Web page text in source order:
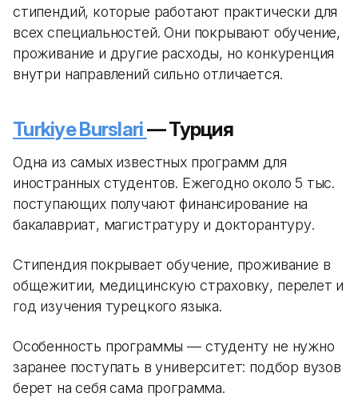
стипендий, которые работают практически для
всех специальностей. Они покрывают обучение,
проживание и другие расходы, но конкуренция
внутри направлений сильно отличается.
Turkiye Burslari— Турция
Одна из самых известных программ для
иностранных студентов. Ежегодно около 5 тыс.
поступающих получают финансирование на
бакалавриат, магистратуру и докторантуру.
Стипендия покрывает обучение, проживание в
общежитии, медицинскую страховку, перелет и
год изучения турецкого языка.
Особенность программы — студенту не нужно
заранее поступать в университет: подбор вузов
берет на себя сама программа.